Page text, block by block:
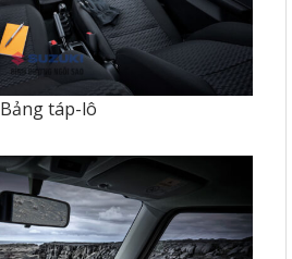
Bảng táp-lô